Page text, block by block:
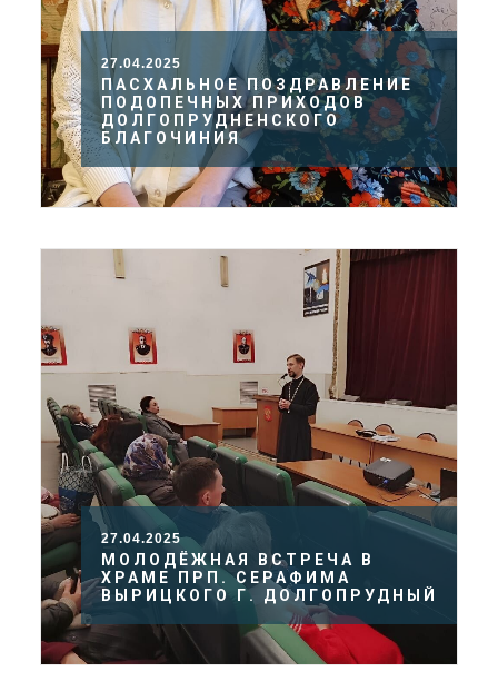
27.04.2025
ПАСХАЛЬНОЕ ПОЗДРАВЛЕНИЕ
ПОДОПЕЧНЫХ ПРИХОДОВ
ДОЛГОПРУДНЕНСКОГО
БЛАГОЧИНИЯ
27.04.2025
МОЛОДЁЖНАЯ ВСТРЕЧА В
ХРАМЕ ПРП. СЕРАФИМА
ВЫРИЦКОГО Г. ДОЛГОПРУДНЫЙ